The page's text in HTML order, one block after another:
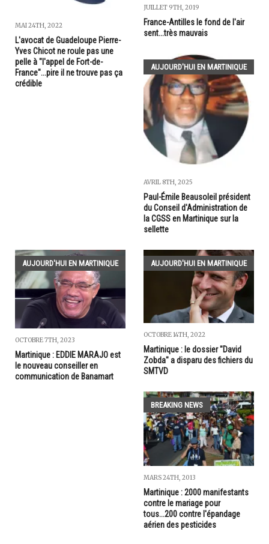
MAI 24TH, 2022
L'avocat de Guadeloupe Pierre-
Yves Chicot ne roule pas une
pelle à "l'appel de Fort-de-
France"...pire il ne trouve pas ça
crédible
JUILLET 9TH, 2019
France-Antilles le fond de l'air
sent...très mauvais
AUJOURD'HUI EN MARTINIQUE
AVRIL 8TH, 2025
Paul-Émile Beausoleil président
du Conseil d'Administration de
la CGSS en Martinique sur la
sellette
AUJOURD'HUI EN MARTINIQUE
OCTOBRE 7TH, 2023
Martinique : EDDIE MARAJO est
le nouveau conseiller en
communication de Banamart
AUJOURD'HUI EN MARTINIQUE
OCTOBRE 14TH, 2022
Martinique : le dossier "David
Zobda" a disparu des fichiers du
SMTVD
BREAKING NEWS
MARS 24TH, 2013
Martinique : 2000 manifestants
contre le mariage pour
tous...200 contre l'épandage
aérien des pesticides